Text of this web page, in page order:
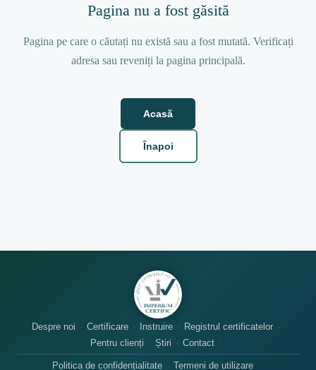
Pagina nu a fost găsită
Pagina pe care o căutați nu există sau a fost mutată. Verificați
adresa sau reveniți la pagina principală.
Acasă
Înapoi
Despre noi Certificare Instruire
Registrul certificatelor
Pentru clienți
Știri Contact
Politica de confidențialitate Termeni de utilizare